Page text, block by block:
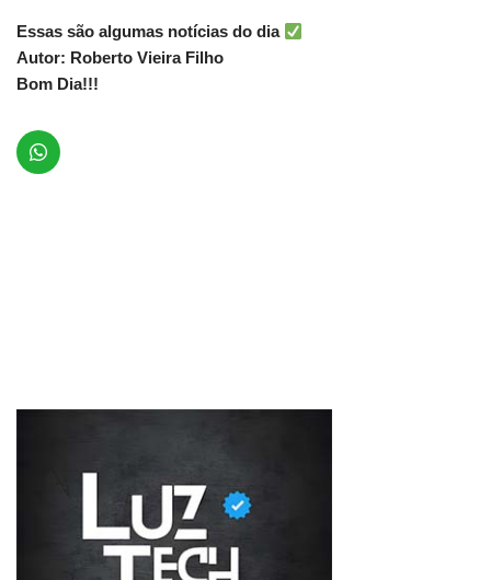
Essas são algumas notícias do dia
Autor: Roberto Vieira Filho
Bom Dia!!!